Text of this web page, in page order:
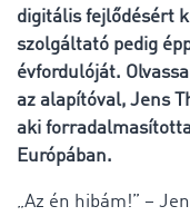
digitális fejlődésért
szolgáltató pedig
évfordulóját.
az alapítóval, Jens
aki
Európában.
„Az én hibám!” –